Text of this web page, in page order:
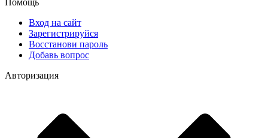
Помощь
Вход на сайт
Зарегистрируйся
Восстанови пароль
Добавь вопрос
Авторизация